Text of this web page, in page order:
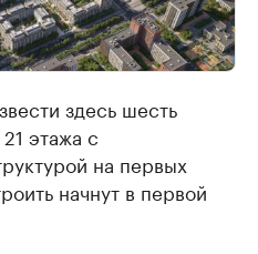
здесь шесть
этажа с
на первых
начнут в первой